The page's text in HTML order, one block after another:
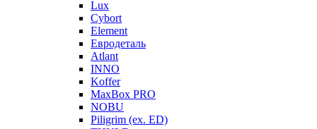
Lux
Cybort
Element
Евродеталь
Atlant
INNO
Koffer
MaxBox PRO
NOBU
Piligrim (ex. ED)